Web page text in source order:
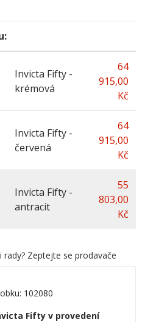
antracit
Invicta Fifty -
krémová
64
915,00
Kč
Invicta Fifty -
červená
64
915,00
Kč
Invicta Fifty -
antracit
55
803,00
Kč
rady? Zeptejte se prodavače
102080
Fifty v provedení